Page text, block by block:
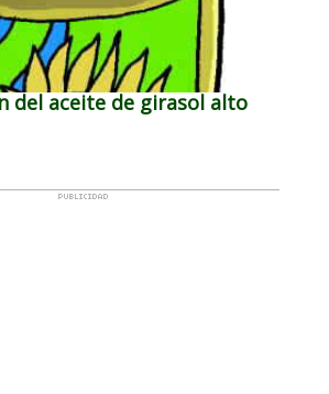
del aceite de girasol alto